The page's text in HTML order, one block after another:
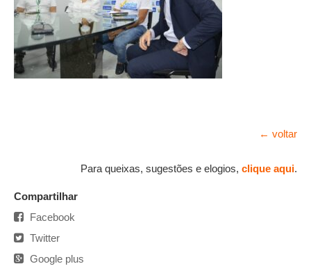
← voltar
Para queixas, sugestões e elogios, clique aqui.
Compartilhar
Facebook
Twitter
Google plus